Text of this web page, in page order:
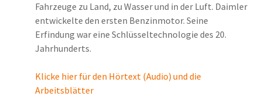
Fahrzeuge zu Land, zu Wasser und in der Luft. Daimler
entwickelte den ersten Benzinmotor. Seine
Erfindung war eine Schlüsseltechnologie des 20.
Jahrhunderts.
Klicke hier für den Hörtext (Audio) und die
Arbeitsblätter